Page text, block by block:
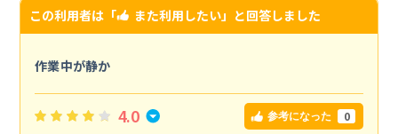
この利用者は「 また利用したい」と回答しました
作業中が静か
4.0 参考になった 0